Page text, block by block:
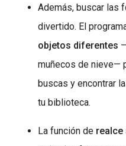
Además, buscar las
divertido. El
objetos diferentes
muñecos de nieve—
buscas y encontrar
tu biblioteca.
La función de realce